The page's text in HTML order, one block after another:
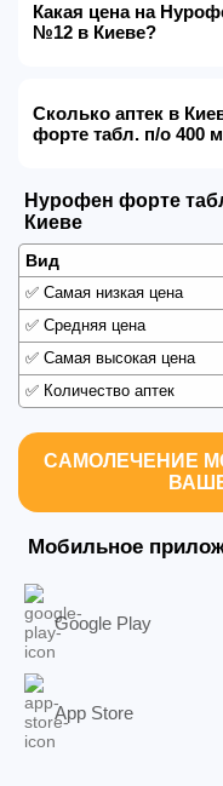
Какая цена на
№12 в Киеве?
Сколько аптек в
форте табл. п/о 400
Нурофен форте
Киеве
Вид
✅ Самая низкая цена
✅ Средняя цена
✅ Самая высокая цена
✅ Количество аптек
САМОЛЕЧЕНИЕ
Мобильное
Google Play
App Store